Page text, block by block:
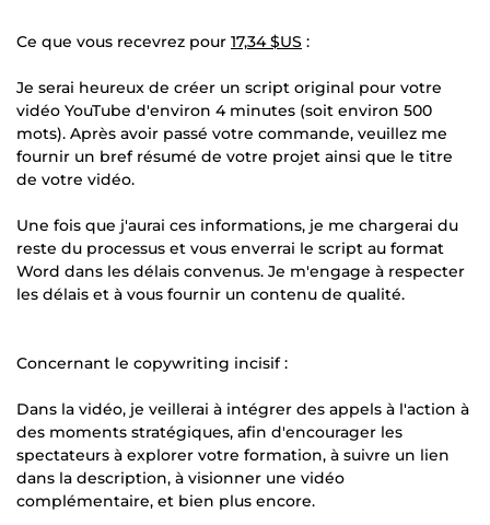
Ce que vous recevrez pour 17,34 $US :
Je serai heureux de créer un script original pour votre
vidéo YouTube d'environ 4 minutes (soit environ 500
mots). Après avoir passé votre commande, veuillez me
fournir un bref résumé de votre projet ainsi que le titre
de votre vidéo.
Une fois que j'aurai ces informations, je me chargerai du
reste du processus et vous enverrai le script au format
Word dans les délais convenus. Je m'engage à respecter
les délais et à vous fournir un contenu de qualité.
Concernant le copywriting incisif :
Dans la vidéo, je veillerai à intégrer des appels à l'action à
des moments stratégiques, afin d'encourager les
spectateurs à explorer votre formation, à suivre un lien
dans la description, à visionner une vidéo
complémentaire, et bien plus encore.